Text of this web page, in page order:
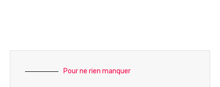
Pour ne rien manquer